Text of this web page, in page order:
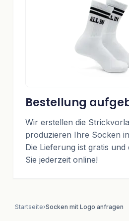
Bestellung
Wir erstellen die
produzieren Ihre Socken
Die Lieferung ist gratis und
Sie jederzeit online!
Startseite›Socken mit Logo anfragen